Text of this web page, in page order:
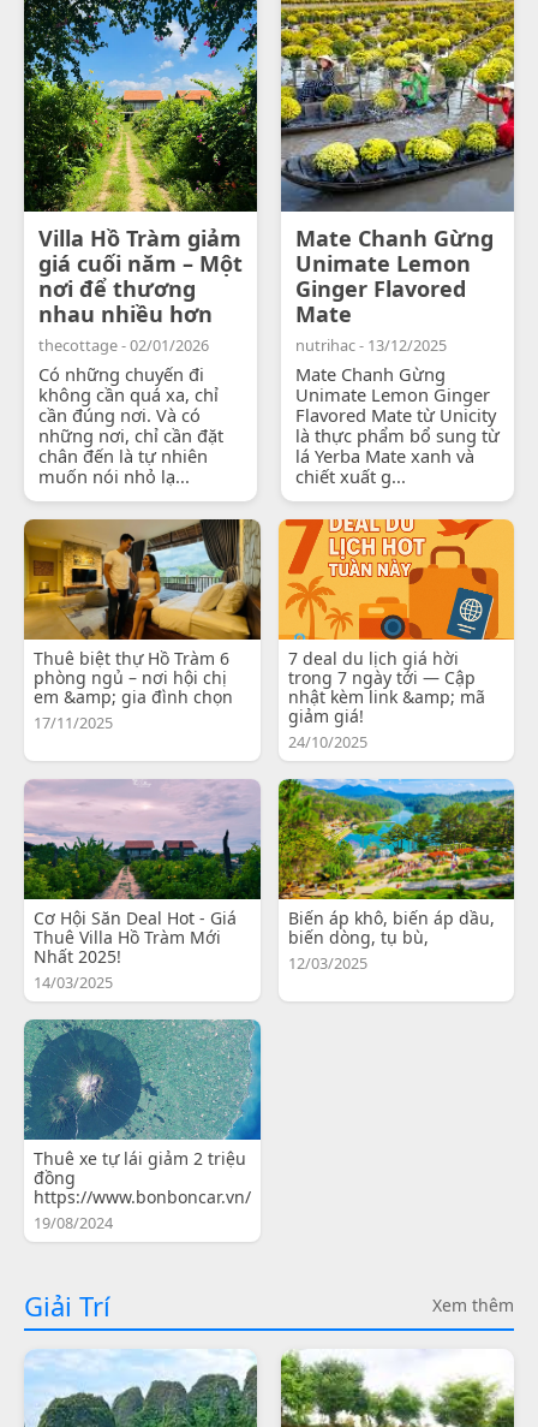
Villa Hồ Tràm giảm
giá cuối năm – Một
nơi để thương
nhau nhiều hơn
thecottage - 02/01/2026
Có những chuyến đi
không cần quá xa, chỉ
cần đúng nơi. Và có
những nơi, chỉ cần đặt
chân đến là tự nhiên
muốn nói nhỏ lạ...
Mate Chanh Gừng
Unimate Lemon
Ginger Flavored
Mate
nutrihac - 13/12/2025
Mate Chanh Gừng
Unimate Lemon Ginger
Flavored Mate từ Unicity
là thực phẩm bổ sung từ
lá Yerba Mate xanh và
chiết xuất g...
Thuê biệt thự Hồ Tràm 6
phòng ngủ – nơi hội chị
em &amp; gia đình chọn
17/11/2025
7 deal du lịch giá hời
trong 7 ngày tới — Cập
nhật kèm link &amp; mã
giảm giá!
24/10/2025
Cơ Hội Săn Deal Hot - Giá
Thuê Villa Hồ Tràm Mới
Nhất 2025!
14/03/2025
Biến áp khô, biến áp dầu,
biến dòng, tụ bù,
12/03/2025
Thuê xe tự lái giảm 2 triệu
đồng
https://www.bonboncar.vn/
19/08/2024
Giải Trí Xem thêm